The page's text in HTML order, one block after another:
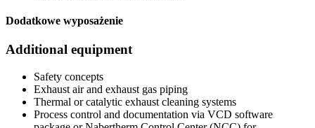
Dodatkowe wyposażenie
Additional equipment
Safety concepts
Exhaust air and exhaust gas piping
Thermal or catalytic exhaust cleaning systems
Process control and documentation via VCD software